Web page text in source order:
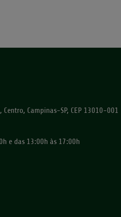
Campinas-SP, CEP 13010-001
e das 13:00h às 17:00h